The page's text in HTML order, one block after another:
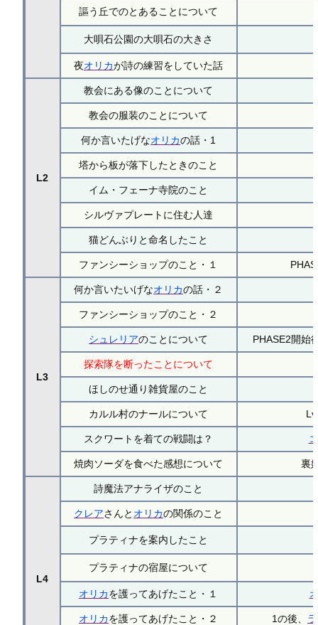
謳う丘でのとあることについて
大唄石公園の大唄石の大きさ
夜オリカが詩の練習をしていた話
L2
教会にある像のことについて
教会の服装のことについて
何か言いたげなオリカの話・1
塔から板が落下したときのこと
イム・フェーナ寺院のこと
シルヴァプレートに住む人達
猫どんぶりと命名したこと
ファンシーショップのこと・１
L3
何か言いたいげなオリカの話・２
ファンシーショップのこと・２
シュレリアのことについて PHASE2開始
探索隊を断ったことについて
ほしのせ通り雑貨屋のこと
カルル村のナールについて
スクワートを着ての戦闘は？
焼肉ソーダを食べた感想について 裏
L4
詩魔法アナライザのこと
クレアさんと オリカの関係のこと
プラティナを案内したこと
プラティナの宿屋について
オリカを護ってあげたこと・１
オリカを護ってあげたこと・２ 1の後、